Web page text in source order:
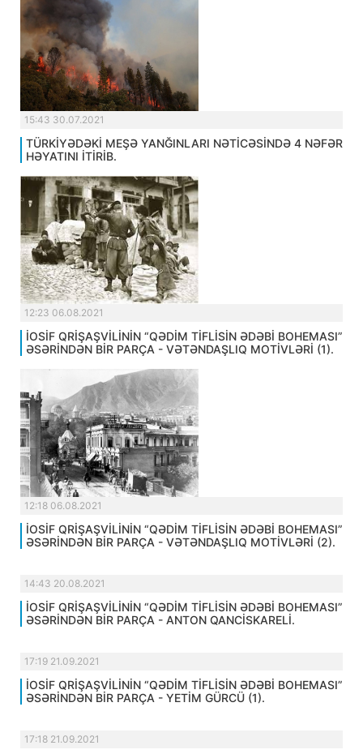
15:43 30.07.2021
TÜRKİYƏDƏKİ MEŞƏ YANĞINLARI NƏTİCƏSİNDƏ 4 NƏFƏR
HƏYATINI İTİRİB.
12:23 06.08.2021
İOSİF QRİŞAŞVİLİNİN “QƏDİM TİFLİSİN ƏDƏBİ BOHEMASI”
ƏSƏRİNDƏN BİR PARÇA - VƏTƏNDAŞLIQ MOTİVLƏRİ (1).
12:18 06.08.2021
İOSİF QRİŞAŞVİLİNİN “QƏDİM TİFLİSİN ƏDƏBİ BOHEMASI”
ƏSƏRİNDƏN BİR PARÇA - VƏTƏNDAŞLIQ MOTİVLƏRİ (2).
14:43 20.08.2021
İOSİF QRİŞAŞVİLİNİN “QƏDİM TİFLİSİN ƏDƏBİ BOHEMASI”
ƏSƏRİNDƏN BİR PARÇA - ANTON QANCİSKARELİ.
17:19 21.09.2021
İOSİF QRİŞAŞVİLİNİN “QƏDİM TİFLİSİN ƏDƏBİ BOHEMASI”
ƏSƏRİNDƏN BİR PARÇA - YETİM GÜRCÜ (1).
17:18 21.09.2021